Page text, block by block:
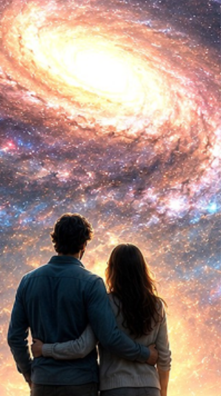
comienza a aparecer una posibilidad todavía
más desconcer